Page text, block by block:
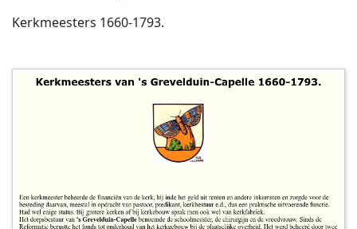
Kerkmeesters 1660-1793.